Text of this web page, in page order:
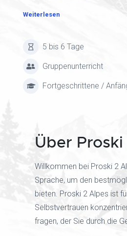
Weiterlesen
5 bis 6 Tage
Gruppenunterricht
Fortgeschrittene /
Über
Willkommen bei Proski 2
Sprache, um den
bieten. Proski 2 Alpes ist
Selbstvertrauen
fragen, der Sie durch die